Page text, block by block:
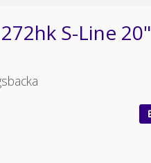
S-Line 20"